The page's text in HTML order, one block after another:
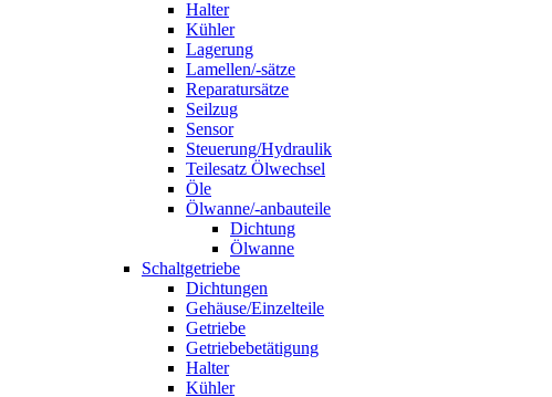
Halter
Kühler
Lagerung
Lamellen/-sätze
Reparatursätze
Seilzug
Sensor
Steuerung/Hydraulik
Teilesatz Ölwechsel
Öle
Ölwanne/-anbauteile
Dichtung
Ölwanne
Schaltgetriebe
Dichtungen
Gehäuse/Einzelteile
Getriebe
Getriebebetätigung
Halter
Kühler